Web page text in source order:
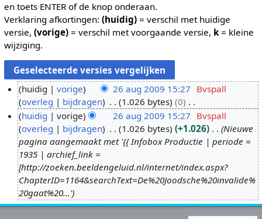
en toets ENTER of de knop onderaan.
Verklaring afkortingen: (huidig)= verschil met huidige
versie, (vorige)= verschil met voorgaande versie, k= kleine
wijziging.
6
9
huidig vorige 26 aug 2009 15:27 Bvspall
overleg
bijdragen 1.026 bytes
0
G
e
e
n
b
e
w
e
huidig vorige 26 aug 2009 15:27 Bvspall
overleg
bijdragen 1.026 bytes +1.026
Nieuwe
pagina aangemaakt met '{{ Infobox Productie | periode =
1935 | archief_link =
[http://zoeken.beeldengeluid.nl/internet/index.aspx?
ChapterID=1164&searchText=De%20Joodsche%20invalide%
20gaat%20...'